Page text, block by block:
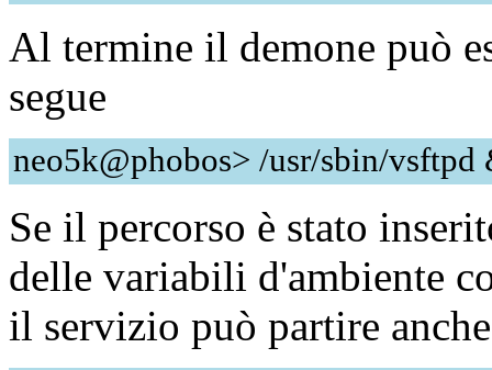
Al termine il demone può
segue
neo5k@phobos> /usr/sbin/vsftpd
Se il percorso è stato
delle variabili d'ambiente
il servizio può partire